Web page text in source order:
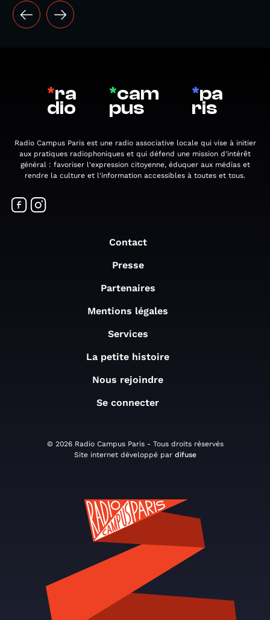
*ra
dio
*cam
pus
*pa
ris
Radio Campus Paris est une radio associative locale qui vise à initier
aux pratiques radiophoniques et qui défend une mission d'intérêt
général : favoriser l'expression citoyenne, éduquer aux médias et
rendre la culture et l'information accessibles à toutes et tous.
Contact
Presse
Partenaires
Mentions légales
Services
La petite histoire
Nous rejoindre
Se connecter
© 2026 Radio Campus Paris - Tous droits réservés
Site internet développé par difuse